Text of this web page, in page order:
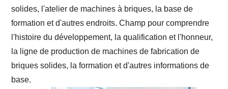
solides, l'atelier de machines à briques, la base de
formation et d'autres endroits. Champ pour comprendre
l'histoire du développement, la qualification et l'honneur,
la ligne de production de machines de fabrication de
briques solides, la formation et d'autres informations de
base.